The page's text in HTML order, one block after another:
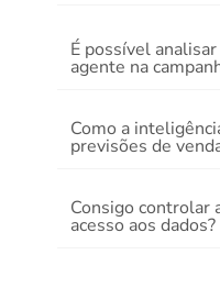
É possível
agente na
Como a
previsões de
Consigo controlar
acesso aos dados?